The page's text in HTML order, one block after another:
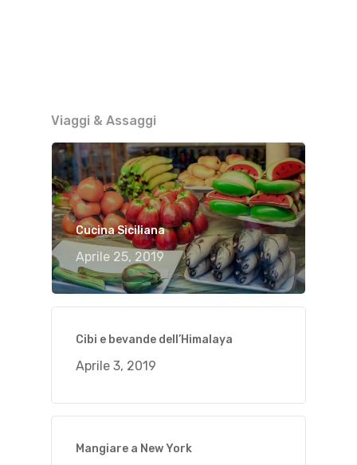
Viaggi & Assaggi
Cucina Siciliana
Aprile 25, 2019
Cibi e bevande dell’Himalaya
Aprile 3, 2019
Mangiare a New York